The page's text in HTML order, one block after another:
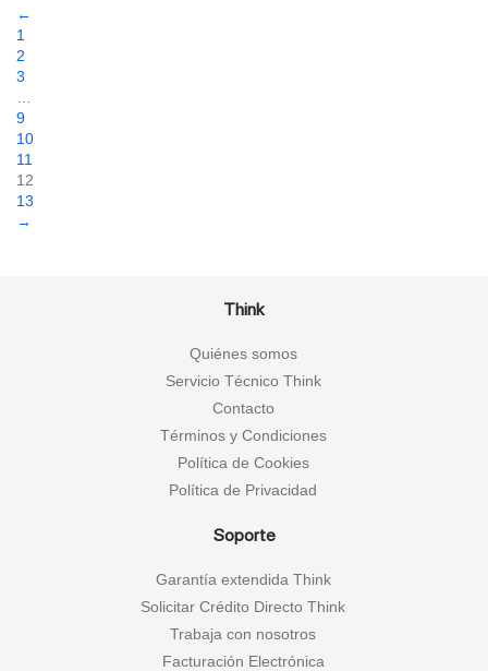
←
1
2
3
9
10
11
12
13
→
Think
Quiénes somos
Servicio Técnico Think
Contacto
Términos y Condiciones
Política de Cookies
Política de Privacidad
Soporte
Garantía extendida Think
Solicitar Crédito Directo Think
Trabaja con nosotros
Facturación Electrónica